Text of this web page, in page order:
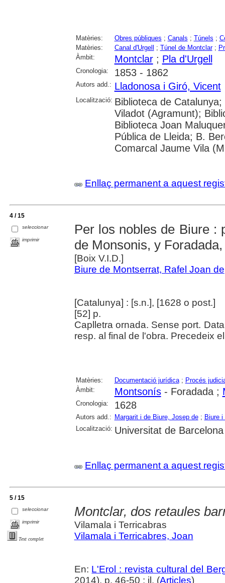
Matèries: Obres públiques ; Canals ; Túnels ;
Matèries:
Canal d'Urgell ; Túnel de Montclar;
Àmbit:
Montclar; Pla d'Urgell
Cronologia: 1853 - 1862
Autors add.: Lladonosa i Giró, Vicent
Localització: Biblioteca de
Viladot (Agramunt);
Biblioteca Joan
Pública de Lleida; B.
Comarcal Jaume Vila
Enllaç permanent a aquest
4 / 15
seleccionar
imprimir
Per los nobles de Biure :
de Monsonis, y
[Boix V.I.D.]
Biure de Montserrat, Rafel Joan de
[Catalunya] : [s.n.], [1628 o post.]
[52] p.
Caplletra ornada. Sense port.
resp. al final de l'obra. Precedeix
Matèries: Documentació jurídica; Procés
Àmbit:
Montsonís- Foradada ;
Cronologia: 1628
Autors add.: Margarit i de Biure, Josep de; Biure i
Localització: Universitat de Barcelona
Enllaç permanent a aquest
5 / 15
seleccionar
imprimir
Text complet
Montclar, dos retaules
Vilamala i Terricabras
Vilamala i Terricabres, Joan
En: L'Erol : revista cultural del
2014), p. 46-50 : il. (Articles)